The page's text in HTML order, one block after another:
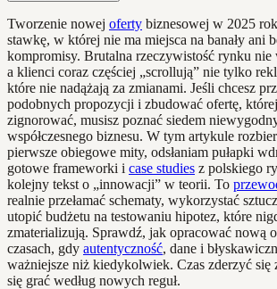
Tworzenie nowej oferty biznesowej w 2025
stawkę, w której nie ma miejsca na banały ani
kompromisy. Brutalna rzeczywistość rynku nie
a klienci coraz częściej „scrollują” nie tylko
które nie nadążają za zmianami. Jeśli chcesz
podobnych propozycji i zbudować ofertę,
zignorować, musisz poznać siedem
współczesnego biznesu. W tym artykule
pierwsze obiegowe mity, odsłaniam pułapki
gotowe frameworki i case studies z polskiego
kolejny tekst o „innowacji” w teorii. To
realnie przełamać schematy, wykorzystać
utopić budżetu na testowaniu hipotez, które
zmaterializują. Sprawdź, jak opracować nową
czasach, gdy autentyczność, dane i
ważniejsze niż kiedykolwiek. Czas zderzyć się
się grać według nowych reguł.